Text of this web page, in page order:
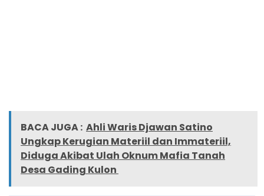
BACA JUGA : Ahli Waris Djawan Satino
Ungkap Kerugian Materiil dan Immateriil,
Diduga Akibat Ulah Oknum Mafia Tanah
Desa Gading Kulon